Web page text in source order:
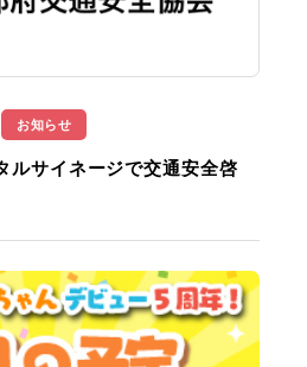
お知らせ
ルサイネージで交通安全啓